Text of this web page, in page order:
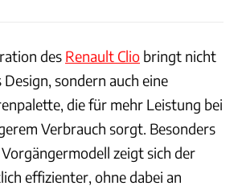
des Renault Clio bringt nicht
sondern auch eine
die für mehr Leistung bei
Verbrauch sorgt. Besonders
zeigt sich der
effizienter, ohne dabei an